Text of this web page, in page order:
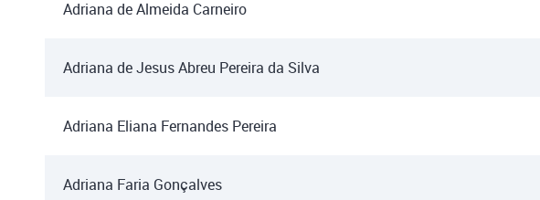
Adriana de Almeida Carneiro
Adriana de Jesus Abreu Pereira da Silva
Adriana Eliana Fernandes Pereira
Adriana Faria Gonçalves